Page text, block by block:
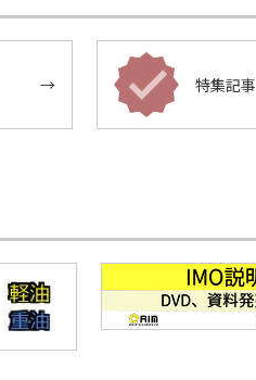
→ 特集記事